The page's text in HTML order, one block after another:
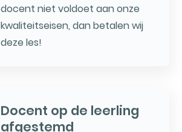
docent niet voldoet aan onze
kwaliteitseisen, dan betalen wij
deze les!
Docent op de leerling
afgestemd